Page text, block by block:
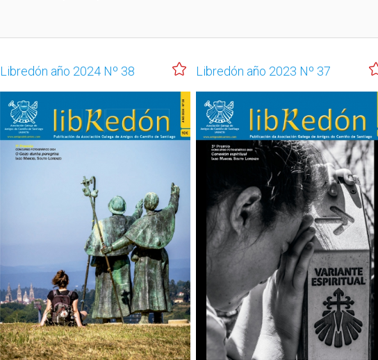
Libredón año 2024 Nº 38 Libredón año 2023 Nº 37